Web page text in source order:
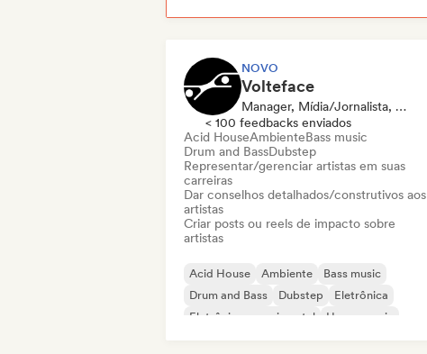
NOVO
Volteface
Manager, Mídia/Jornalista, Mentor
< 100 feedbacks enviados
Acid HouseAmbienteBass music
Drum and BassDubstep
Representar/gerenciar artistas em suas
carreiras
Dar conselhos detalhados/construtivos aos
artistas
Criar posts ou reels de impacto sobre
artistas
Acid House Ambiente
Bass music
Drum and Bass
Dubstep
Eletrônica
Eletrônica experimental
House music